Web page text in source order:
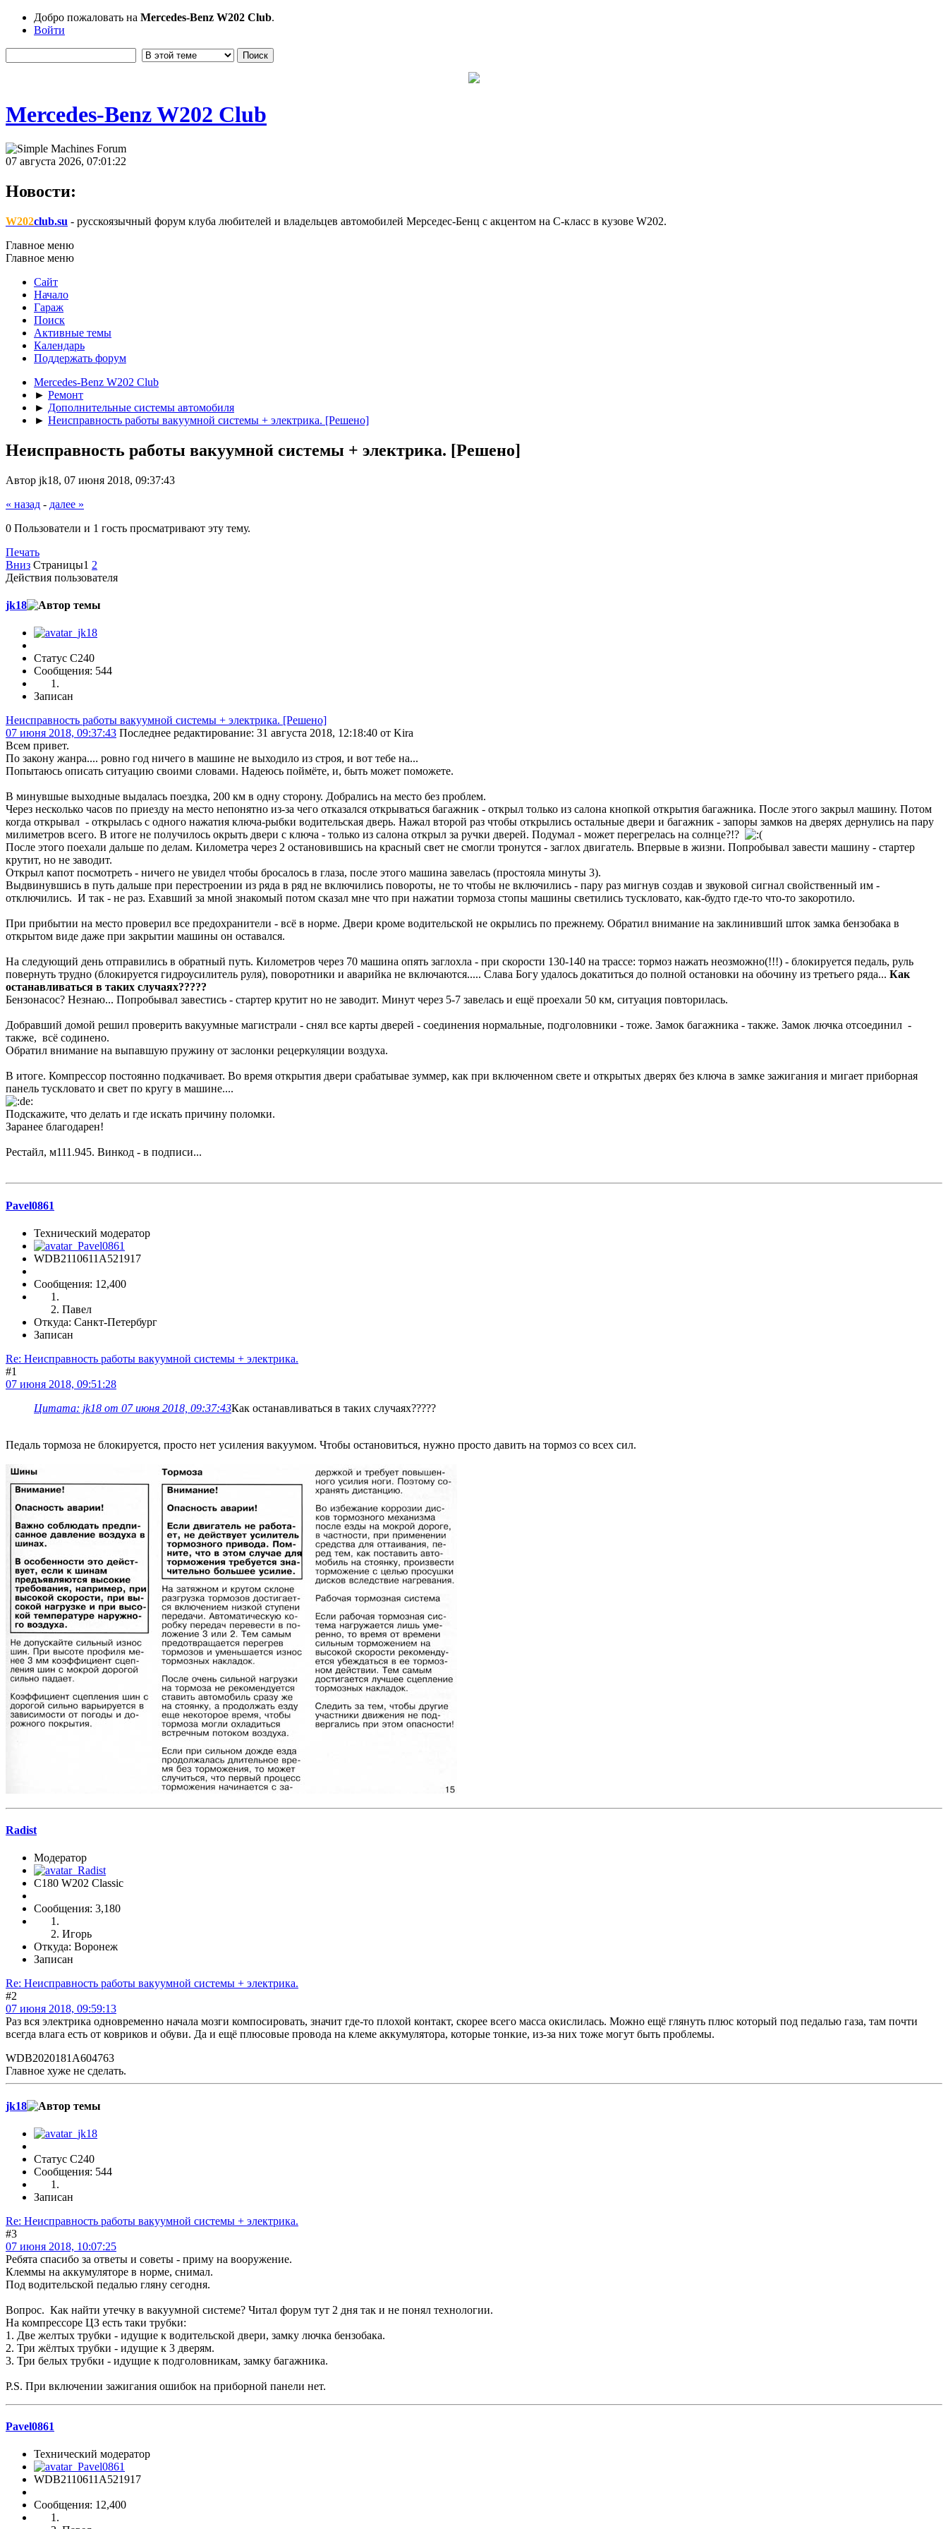
Добро пожаловать на Mercedes-Benz W202 Club.
Войти
Mercedes-Benz W202 Club
07 августа 2026, 07:01:22
Новости:
W202club.su - русскоязычный форум клуба любителей и владельцев автомобилей Мерседес-Бенц с акцентом на C-класс в кузове W202.
Главное меню
Главное меню
Сайт
Начало
Гараж
Поиск
Активные темы
Календарь
Поддержать форум
Mercedes-Benz W202 Club
► Ремонт
► Дополнительные системы автомобиля
► Неисправность работы вакуумной системы + электрика. [Решено]
Неисправность работы вакуумной системы + электрика. [Решено]
Автор jk18, 07 июня 2018, 09:37:43
« назад - далее »
0 Пользователи и 1 гость просматривают эту тему.
Печать
Вниз Страницы1 2
Действия пользователя
jk18
Статус C240
Сообщения: 544
Записан
Неисправность работы вакуумной системы + электрика. [Решено]
07 июня 2018, 09:37:43 Последнее редактирование: 31 августа 2018, 12:18:40 от Kira
Всем привет.
По закону жанра.... ровно год ничего в машине не выходило из строя, и вот тебе на...
Попытаюсь описать ситуацию своими словами. Надеюсь поймёте, и, быть может поможете.
В минувшые выходные выдалась поездка, 200 км в одну сторону. Добрались на место без проблем.
Через несколько часов по приезду на место непонятно из-за чего отказался открываться багажник - открыл только из салона кнопкой открытия багажника. После этого закрыл машину. Потом
когда открывал - открылась с одного нажатия ключа-рыбки водительская дверь. Нажал второй раз чтобы открылись остальные двери и багажник - запоры замков на дверях дернулись на пару
милиметров всего. В итоге не получилось окрыть двери с ключа - только из салона открыл за ручки дверей. Подумал - может перегрелась на солнце?!?
После этого поехали дальше по делам. Километра через 2 остановившись на красный свет не смогли тронутся - заглох двигатель. Впервые в жизни. Попробывал завести машину - стартер
крутит, но не заводит.
Открыл капот посмотреть - ничего не увидел чтобы бросалось в глаза, после этого машина завелась (простояла минуты 3).
Выдвинувшись в путь дальше при перестроении из ряда в ряд не включились повороты, не то чтобы не включились - пару раз мигнув создав и звуковой сигнал свойственный им -
отключились. И так - не раз. Ехавший за мной знакомый потом сказал мне что при нажатии тормоза стопы машины светились тускловато, как-будто где-то что-то закоротило.
При прибытии на место проверил все предохранители - всё в норме. Двери кроме водительской не окрылись по прежнему. Обратил внимание на заклинивший шток замка бензобака в
открытом виде даже при закрытии машины он оставался.
На следующий день отправились в обратный путь. Километров через 70 машина опять заглохла - при скорости 130-140 на трассе: тормоз нажать неозможно(!!!) - блокируется педаль, руль
повернуть трудно (блокируется гидроусилитель руля), поворотники и аварийка не включаются..... Слава Богу удалось докатиться до полной остановки на обочину из третьего ряда... Как
останавливаться в таких случаях?????
Бензонасос? Незнаю... Попробывал завестись - стартер крутит но не заводит. Минут через 5-7 завелась и ещё проехали 50 км, ситуация повторилась.
Добравший домой решил проверить вакуумные магистрали - снял все карты дверей - соединения нормальные, подголовники - тоже. Замок багажника - также. Замок лючка отсоединил -
также, всё содинено.
Обратил внимание на выпавшую пружину от заслонки рецеркуляции воздуха.
В итоге. Компрессор постоянно подкачивает. Во время открытия двери срабатывае зуммер, как при включенном свете и открытых дверях без ключа в замке зажигания и мигает приборная
панель тускловато и свет по кругу в машине....
Подскажите, что делать и где искать причину поломки.
Заранее благодарен!
Рестайл, м111.945. Винкод - в подписи...
Pavel0861
Технический модератор
WDB2110611A521917
Сообщения: 12,400
Павел
Откуда: Санкт-Петербург
Записан
Re: Неисправность работы вакуумной системы + электрика.
#1
07 июня 2018, 09:51:28
Цитата: jk18 от 07 июня 2018, 09:37:43Как останавливаться в таких случаях?????
Педаль тормоза не блокируется, просто нет усиления вакуумом. Чтобы остановиться, нужно просто давить на тормоз со всех сил.
Radist
Модератор
C180 W202 Classic
Сообщения: 3,180
Игорь
Откуда: Воронеж
Записан
Re: Неисправность работы вакуумной системы + электрика.
#2
07 июня 2018, 09:59:13
Раз вся электрика одновременно начала мозги компосировать, значит где-то плохой контакт, скорее всего масса окислилась. Можно ещё глянуть плюс который под педалью газа, там почти
всегда влага есть от ковриков и обуви. Да и ещё плюсовые провода на клеме аккумулятора, которые тонкие, из-за них тоже могут быть проблемы.
WDB2020181A604763
Главное хуже не сделать.
jk18
Статус C240
Сообщения: 544
Записан
Re: Неисправность работы вакуумной системы + электрика.
#3
07 июня 2018, 10:07:25
Ребята спасибо за ответы и советы - приму на вооружение.
Клеммы на аккумуляторе в норме, снимал.
Под водительской педалью гляну сегодня.
Вопрос. Как найти утечку в вакуумной системе? Читал форум тут 2 дня так и не понял технологии.
На компрессоре ЦЗ есть таки трубки:
1. Две желтых трубки - идущие к водительской двери, замку лючка бензобака.
2. Три жёлтых трубки - идущие к 3 дверям.
3. Три белых трубки - идущие к подголовникам, замку багажника.
P.S. При включении зажигания ошибок на приборной панели нет.
Pavel0861
Технический модератор
WDB2110611A521917
Сообщения: 12,400